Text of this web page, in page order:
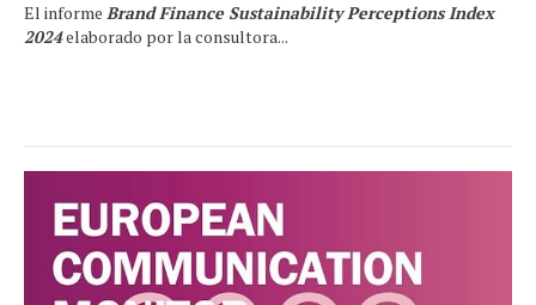
El informe Brand Finance Sustainability Perceptions Index
2024elaborado por la consultora...